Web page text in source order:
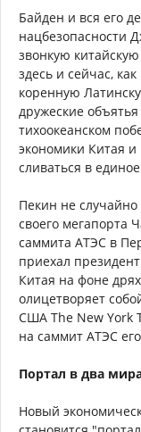
Байден и вся его
нацбезопасности
звонкую
здесь и сейчас,
коренную
дружеские
тихоокеанском
экономики Китая
сливаться в
Пекин не
своего мегапорта
саммита АТЭС в
приехал
Китая на фоне
олицетворяет
США The New York
на саммит АТЭС
Портал в два
Новый